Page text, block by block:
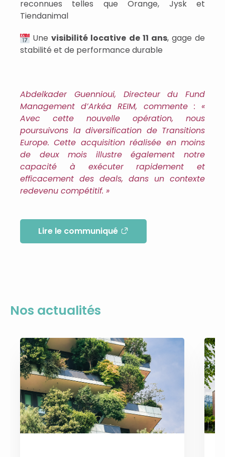
reconnues telles que Orange, Jysk et
Tiendanimal
Unevisibilité locative de 11 ans, gage de
stabilité et de performance durable
Abdelkader Guennioui, Directeur du Fund
Management d’Arkéa REIM, commente : «
Avec cette nouvelle opération, nous
poursuivons la diversification de Transitions
Europe. Cette acquisition réalisée en moins
de deux mois illustre également notre
capacité à exécuter rapidement et
efficacement des deals, dans un contexte
redevenu compétitif. »
Lire le communiqué
Nos actualités